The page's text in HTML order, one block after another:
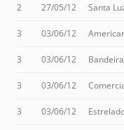
2 27/05/12 Santa
3 03/06/12
3 03/06/12
3 03/06/12
3 03/06/12